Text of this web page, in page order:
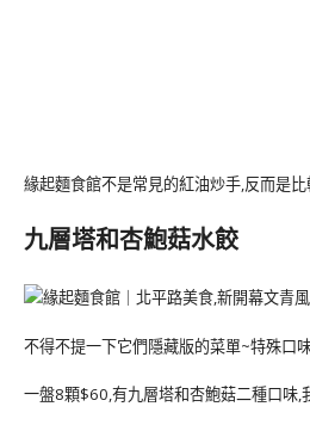
緣起麵食館不是常見的紅油炒手,反而是
九層塔和杏鮑菇水餃
不得不提一下它們隱藏版的菜單~特殊口
一盤8顆$60,有九層塔和杏鮑菇二種口味,